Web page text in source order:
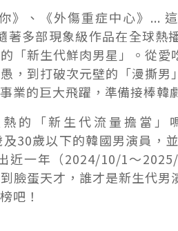
》、《外傷重症中心》...
多部現象級作品在全球熱
「新生代鮮肉男星」。從愛
，到打破次元壁的「漫撕男
業的巨大飛躍，準備接棒韓
的「新生代流量擔當」
30歲以下的韓國男演員，
近一年（2024/10/1～
臉蛋天才，誰才是新生代男
吧！